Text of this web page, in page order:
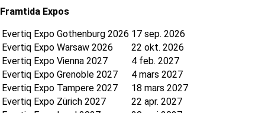
Framtida Expos
Evertiq Expo Gothenburg 2026 17 sep. 2026
Evertiq Expo Warsaw 2026
22 okt. 2026
Evertiq Expo Vienna 2027
4 feb. 2027
Evertiq Expo Grenoble 2027
4 mars 2027
Evertiq Expo Tampere 2027
18 mars 2027
Evertiq Expo Zürich 2027
22 apr. 2027